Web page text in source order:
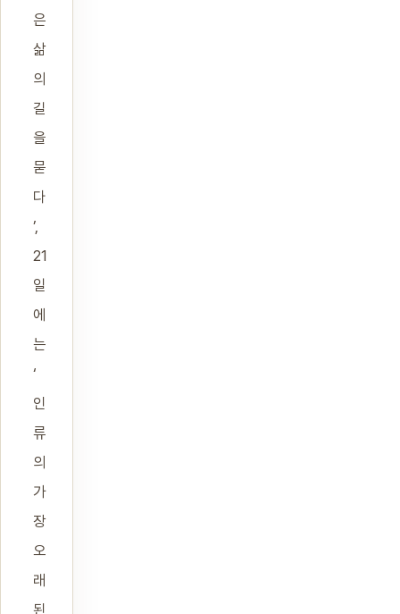
은
삶
의
길
을
묻
다
’,
21
일
에
는
‘
인
류
의
가
장
오
래
된